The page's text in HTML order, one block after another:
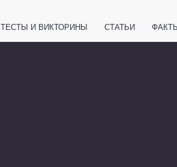
ТЕСТЫ И ВИКТОРИНЫ СТАТЬИ ФАКТЫ